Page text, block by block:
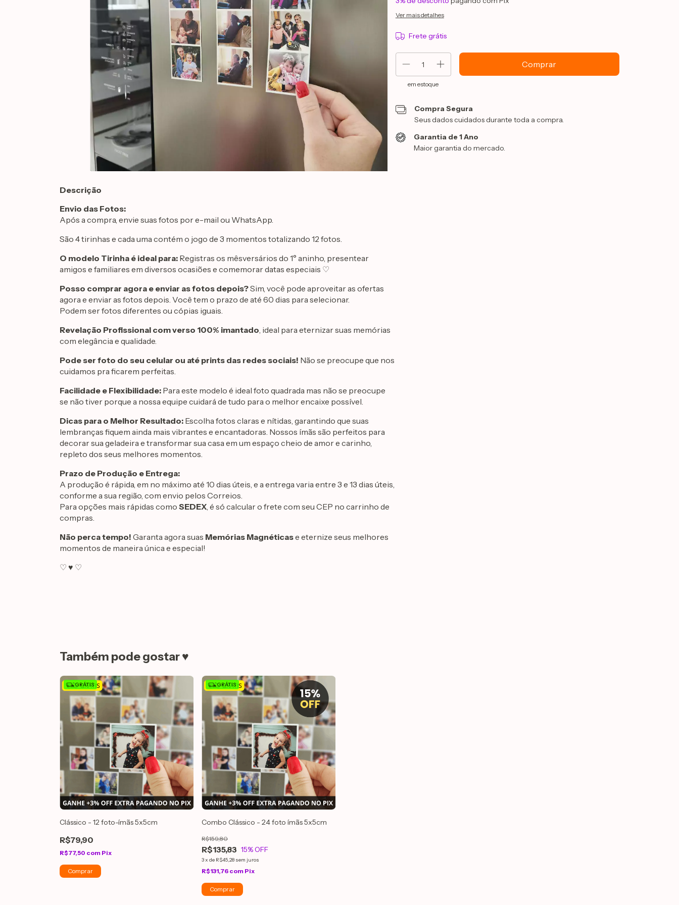
Ver mais detalhes
Frete grátis
em estoque
Compra Segura
Seus dados cuidados durante toda a compra.
Garantia de 1 Ano
Maior garantia do mercado.
Descrição
Envio das Fotos:
Após a compra, envie suas fotos por e-mail ou WhatsApp.
São 4 tirinhas e cada uma contém o jogo de 3 momentos totalizando 12 fotos.
O modelo Tirinha é ideal para: Registras os mêsversários do 1° aninho, presentear
amigos e familiares em diversos ocasiões e comemorar datas especiais ♡
Posso comprar agora e enviar as fotos depois?Sim, você pode aproveitar as ofertas
agora e enviar as fotos depois. Você tem o prazo de até 60 dias para selecionar.
Podem ser fotos diferentes ou cópias iguais.
Revelação Profissional com verso 100% imantado, ideal para eternizar suas memórias
com elegância e qualidade.
Pode ser foto do seu celular ou até prints das redes sociais! Não se preocupe que nos
cuidamos pra ficarem perfeitas.
Facilidade e Flexibilidade: Para este modelo é ideal foto quadrada mas não se preocupe
se não tiver porque a nossa equipe cuidará de tudo para o melhor encaixe possível.
Dicas para o Melhor Resultado: Escolha fotos claras e nítidas, garantindo que suas
lembranças fiquem ainda mais vibrantes e encantadoras. Nossos ímãs são perfeitos para
decorar sua geladeira e transformar sua casa em um espaço cheio de amor e carinho,
repleto dos seus melhores momentos.
Prazo de Produção e Entrega:
A produção é rápida, em no máximo até 10 dias úteis, e a entrega varia entre 3 e 13 dias úteis,
conforme a sua região, com envio pelos Correios.
Para opções mais rápidas como SEDEX, é só calcular o frete com seu CEP no carrinho de
compras.
Não perca tempo! Garanta agora suas Memórias Magnéticase eternize seus melhores
momentos de maneira única e especial!
♡ ♥ ♡
Também pode gostar ♥
GRÁTIS
Clássico - 12 foto-ímãs 5x5cm
R$79,90
R$77,50 com Pix
GRÁTIS
Combo Clássico - 24 foto ímãs 5x5cm
R$135,83
R$159,80
15% OFF
3x de R$45,28 sem juros
R$131,76 com Pix